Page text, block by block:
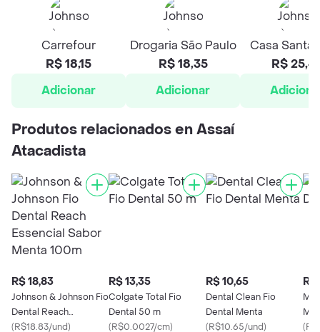
Carrefour
R$ 18,15
Adicionar
Drogaria São Paulo
R$ 18,35
Adicionar
Casa Santa
R$
Produtos relacionados en Assaí
Atacadista
R$ 18,83
Johnson & Johnson Fio
Dental Reach
Essencial Sabor
(R$18.83/und)
R$ 13,35
Colgate Total Fio
Dental 50 m
(R$0.0027/cm)
R$ 10,65
Dental Clean Fio
Dental Menta
(R$10.65/und)
R$
(